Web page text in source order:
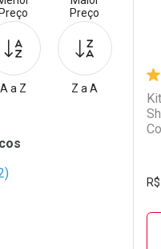
R$
Preço
Preço
A a Z Z a A